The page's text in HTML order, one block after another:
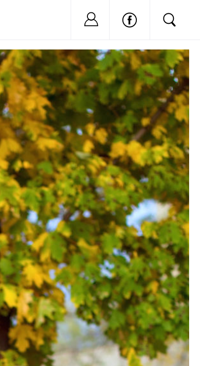
Nu ai cont?